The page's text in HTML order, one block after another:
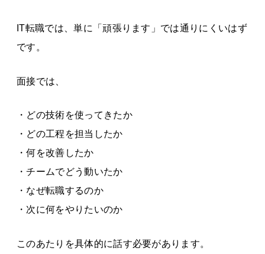
IT転職では、単に「頑張ります」では通りにくいはず
です。
面接では、
・どの技術を使ってきたか
・どの工程を担当したか
・何を改善したか
・チームでどう動いたか
・なぜ転職するのか
・次に何をやりたいのか
このあたりを具体的に話す必要があります。